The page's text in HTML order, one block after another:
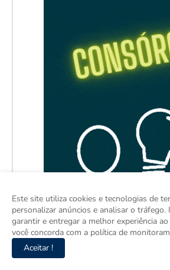
Este site utiliza cookies e tecnologias de
personalizar anúncios e analisar o tráfego.
garantir e entregar a melhor experiência
você concorda com a política de
Aceitar !